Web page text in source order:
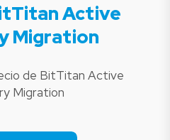
Active
Migration
de BitTitan Active
Migration